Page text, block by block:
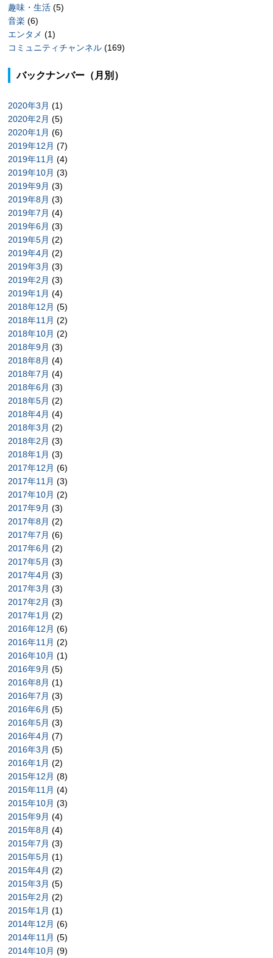
趣味・生活 (5)
音楽 (6)
エンタメ (1)
コミュニティチャンネル (169)
バックナンバー（月別）
2020年3月 (1)
2020年2月 (5)
2020年1月 (6)
2019年12月 (7)
2019年11月 (4)
2019年10月 (3)
2019年9月 (3)
2019年8月 (3)
2019年7月 (4)
2019年6月 (3)
2019年5月 (2)
2019年4月 (2)
2019年3月 (3)
2019年2月 (3)
2019年1月 (4)
2018年12月 (5)
2018年11月 (2)
2018年10月 (2)
2018年9月 (3)
2018年8月 (4)
2018年7月 (4)
2018年6月 (3)
2018年5月 (2)
2018年4月 (4)
2018年3月 (2)
2018年2月 (3)
2018年1月 (3)
2017年12月 (6)
2017年11月 (3)
2017年10月 (2)
2017年9月 (3)
2017年8月 (2)
2017年7月 (6)
2017年6月 (2)
2017年5月 (3)
2017年4月 (3)
2017年3月 (3)
2017年2月 (3)
2017年1月 (2)
2016年12月 (6)
2016年11月 (2)
2016年10月 (1)
2016年9月 (5)
2016年8月 (1)
2016年7月 (3)
2016年6月 (5)
2016年5月 (3)
2016年4月 (7)
2016年3月 (5)
2016年1月 (2)
2015年12月 (8)
2015年11月 (4)
2015年10月 (3)
2015年9月 (4)
2015年8月 (4)
2015年7月 (3)
2015年5月 (1)
2015年4月 (2)
2015年3月 (5)
2015年2月 (2)
2015年1月 (1)
2014年12月 (6)
2014年11月 (5)
2014年10月 (9)